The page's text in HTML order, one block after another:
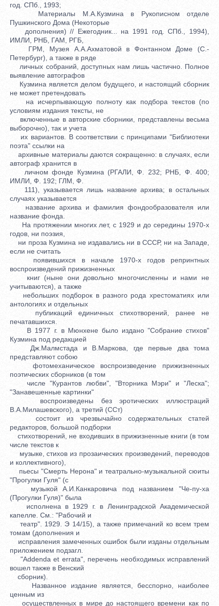
год. СПб., 1993;
Материалы М.А.Кузмина в Рукописном отделе
Пушкинского Дома (Некоторые
дополнения) // Ежегодник... на 1991 год. СПб., 1994),
ИМЛИ, РНБ, ГАМ, РГБ,
ГРМ, Музея А.А.Ахматовой в Фонтанном Доме (С.-
Петербург), а также в ряде
личных собраний, доступных нам лишь частично. Полное
выявление автографов
Кузмина является делом будущего, и настоящий сборник
не может претендовать
на исчерпывающую полноту как подбора текстов (по
условиям издания тексты, не
включенные в авторские сборники, представлены весьма
выборочно), так и учета
их вариантов. В соответствии с принципами "Библиотеки
поэта" ссылки на
архивные материалы даются сокращенно: в случаях, если
автограф хранится в
личном фонде Кузмина (РГАЛИ, Ф. 232; РНБ, Ф. 400;
ИМЛИ, Ф. 192; ГЛМ, Ф.
111), указывается лишь название архива; в остальных
случаях указывается
название архива и фамилия фондообразователя или
название фонда.
На протяжении многих лет, с 1929 и до середины 1970-х
годов, ни поэзия,
ни проза Кузмина не издавались ни в СССР, ни на Западе,
если не считать
появившихся в начале 1970-х годов репринтных
воспроизведений прижизненных
книг (ныне они довольно многочисленны и нами не
учитываются), а также
небольших подборок в разного рода хрестоматиях или
антологиях и отдельных
публикаций единичных стихотворений, ранее не
печатавшихся.
В 1977 г. в Мюнхене было издано "Собрание стихов"
Кузмина под редакцией
Дж.Малмстада и В.Маркова, где первые два тома
представляют собою
фотомеханическое воспроизведение прижизненных
поэтических сборников (в том
числе "Курантов любви", "Вторника Мэри" и "Леска";
"Занавешенные картинки"
воспроизведены без эротических иллюстраций
В.А.Милашевского), а третий (ССт)
состоит из чрезвычайно содержательных статей
редакторов, большой подборки
стихотворений, не входивших в прижизненные книги (в том
числе текстов к
музыке, стихов из прозаических произведений, переводов
и коллективного),
пьесы "Смерть Нерона" и театрально-музыкальной сюиты
"Прогулки Гуля" (с
музыкой А.И.Канкаровича под названием "Че-пу-ха
(Прогулки Гуля)" была
исполнена в 1929 г. в Ленинградской Академической
капелле. См.: "Рабочий и
театр". 1929. Э 14/15), а также примечаний ко всем трем
томам (дополнения и
исправления замеченных ошибок были изданы отдельным
приложением подзагл.
"Addenda et errata", перечень необходимых исправлений
вошел также в Венский
сборник).
Названное издание является, бесспорно, наиболее
ценным из
осуществленных в мире до настоящего времени как по